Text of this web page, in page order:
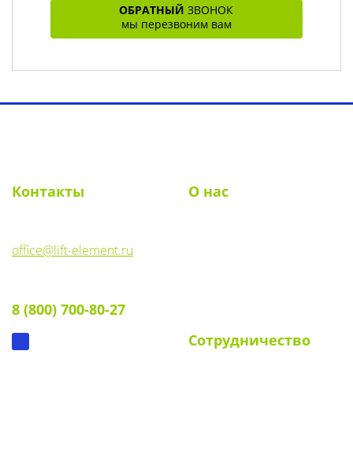
ОБРАТНЫЙ ЗВОНОК
мы перезвоним вам
Контакты
office@lift-element.ru
8 (800) 700-80-27
О нас
Сотрудничество